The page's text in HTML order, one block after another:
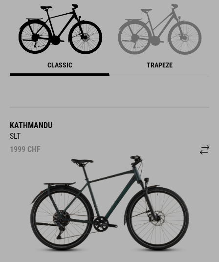
CLASSIC TRAPEZE
KATHMANDU
SLT
1999 CHF